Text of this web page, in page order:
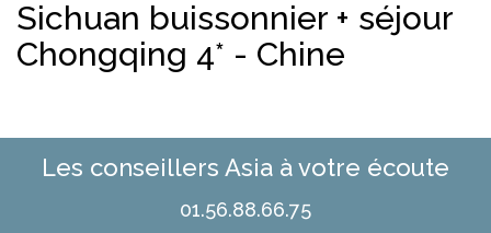
Sichuan buissonnier + séjour
Chongqing 4* - Chine
Les conseillers Asia à votre écoute
01.56.88.66.75